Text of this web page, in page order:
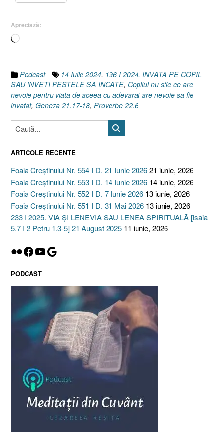
Apreciază:
Încarc...
Podcast 14 Iulie 2024, 196 I 2024. INVATA PE COPIL
SAU INVETI PESTELE SA INOATE, Copilul nu stie ce are
nevoie pentru viata de aceea cu adevarat are nevoie sa fie
invatat, Geneza 21.17-18, Proverbe 22.6
ARTICOLE RECENTE
Foaia Creștinului Nr. 554 I D. 21 Iunie 202621 iunie, 2026
Foaia Creștinului Nr. 553 I D. 14 Iunie 2026 14 iunie, 2026
Foaia Creștinului Nr. 552 I D. 7 Iunie 2026 13 iunie, 2026
Foaia Creștinului Nr. 551 I D. 31 Mai 2026 13 iunie, 2026
233 I 2025. VIA ȘI LENEVIA SAU LENEA SPIRITUALĂ [Isaia
5.7 I 2 Petru 1.3-5] 21 August 2025 11 iunie, 2026
Flickr
Facebook
YouTube
Google
PODCAST